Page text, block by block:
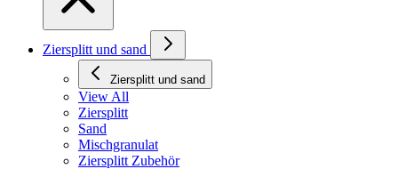
Ziersplitt und sand
Ziersplitt und sand
View All
Ziersplitt
Sand
Mischgranulat
Ziersplitt Zubehör